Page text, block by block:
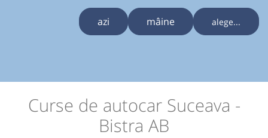
azi mâine alege...
Curse de autocar Suceava -
Bistra AB